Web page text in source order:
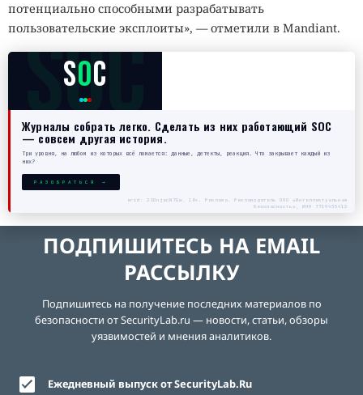
потенциально способными разрабатывать
пользовательские эксплоиты», — отметили в Mandiant.
SOC
SOC
Журналы собрать легко. Сделать из них работающий SOC
— совсем другая история.
Три уровня, на любом из которых всё ломается: данные, детекты, реакция. Что закрывает каждый из
них?
РАЗОБРАТЬСЯ →
erid: 2SDnjecN7Gw. 18+. Реклама. Рекламодатель ООО «Интеллектуальная
безопасность», ИНН 7719435412
ПОДПИШИТЕСЬ НА EMAIL
РАССЫЛКУ
Подпишитесь на получение последних материалов по
безопасности от SecurityLab.ru — новости, статьи, обзоры
уязвимостей и мнения аналитиков.
Ежедневный выпуск от SecurityLab.Ru